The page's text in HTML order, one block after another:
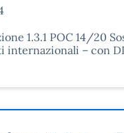
1.3.1 POC 14/
internazionali –